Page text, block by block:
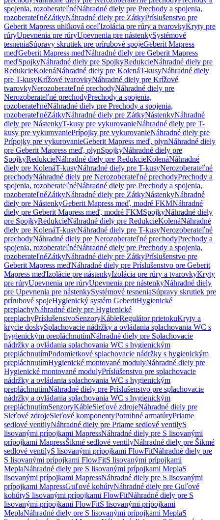
spojenia, rozoberateľnéNáhradné diely pre Prechody a spojenia,
rozoberateľnéZátkyNáhradné diely pre ZátkyPríslušenstvo pre
Geberit Mapress uhlíková oceľIzolácia pre rúry a tvarovkyKryty pre
rúryUpevnenia pre rúryUpevnenia pre nástenkySystémové
tesneniaSúpravy skrutiek pre prírubové spojeGeberit Mapress
meďGeberit Mapress meďNáhradné diely pre Geberit Mapress
meďSpojkyNáhradné diely pre SpojkyRedukcieNáhradné diely pre
RedukcieKolenáNáhradné diely pre KolenáT-kusyNáhradné diely
pre T-kusyKrížové tvarovkyNáhradné diely pre Krížové
tvarovkyNerozoberateľné prechodyNáhradné diely pre
Nerozoberateľné prechodyPrechody a spojenia,
rozoberateľnéNáhradné diely pre Prechody a spojenia,
rozoberateľnéZátkyNáhradné diely pre ZátkyNástenkyNáhradné
diely pre NástenkyT-kusy pre vykurovanieNáhradné diely pre T-
kusy pre vykurovaniePrípojky pre vykurovanieNáhradné diely pre
Prípojky pre vykurovanieGeberit Mapress meď, plynNáhradné diely
pre Geberit Mapress meď, plynSpojkyNáhradné diely pre
SpojkyRedukcieNáhradné diely pre RedukcieKolenáNáhradné
diely pre KolenáT-kusyNáhradné diely pre T-kusyNerozoberateľné
prechodyNáhradné diely pre Nerozoberateľné prechodyPrechody a
spojenia, rozoberateľnéNáhradné diely pre Prechody a spojenia,
rozoberateľnéZátkyNáhradné diely pre ZátkyNástenkyNáhradné
diely pre NástenkyGeberit Mapress meď, modré FKMNáhradné
diely pre Geberit Mapress meď, modré FKMSpojkyNáhradné diely
pre SpojkyRedukcieNáhradné diely pre RedukcieKolenáNáhradné
diely pre KolenáT-kusyNáhradné diely pre T-kusyNerozoberateľné
prechodyNáhradné diely pre Nerozoberateľné prechodyPrechody a
spojenia, rozoberateľnéNáhradné diely pre Prechody a spojenia,
rozoberateľnéZátkyNáhradné diely pre ZátkyPríslušenstvo pre
Geberit Mapress meďNáhradné diely pre Príslušenstvo pre Geberit
Mapress meďIzolácie pre nástenkyIzolácia pre rúry a tvarovkyKryty
pre rúryUpevnenia pre rúryUpevnenia pre nástenkyNáhradné diely
pre Upevnenia pre nástenkySystémové tesneniaSúpravy skrutiek pre
prírubové spojeHygienický systém GeberitHygienické
preplachyNáhradné diely pre Hygienické
preplachyPríslušenstvoSenzoryKábleRegulátor prietokuKryty a
krycie doskySplachovacie nádržky a ovládania splachovania WC s
hygienickým prepláchnutímNáhradné diely pre Splachovacie
nádržky a ovládania splachovania WC s hygienickým
prepláchnutímPodomietkové splachovacie nádržky s hygienickým
prepláchnutímHygienické montované modulyNáhradné diely pre
Hygienické montované modulyPríslušenstvo pre splachovacie
nádržky a ovládania splachovania WC s hygienickým
prepláchnutímNáhradné diely pre Príslušenstvo pre splachovacie
nádržky a ovládania splachovania WC s hygienickým
prepláchnutímSenzoryKábleSieťové zdrojeNáhradné diely pre
Sieťové zdrojeSieťové komponentyPotrubné armatúryPriame
sedlové ventilyNáhradné diely pre Priame sedlové ventilyS
lisovanými prípojkami MapressNáhradné diely pre S lisovanými
prípojkami MapressŠikmé sedlové ventilyNáhradné diely pre Šikmé
sedlové ventilyS lisovanými prípojkami FlowFitNáhradné diely pre
S lisovanými prípojkami FlowFitS lisovanými prípojkami
MeplaNáhradné diely pre S lisovanými prípojkami MeplaS
lisovanými prípojkami MapressNáhradné diely pre S lisovanými
prípojkami MapressGuľové kohútyNáhradné diely pre Guľové
kohútyS lisovanými prípojkami FlowFitNáhradné diely pre S
lisovanými prípojkami FlowFitS lisovanými prípojkami
MeplaNáhradné diely pre S lisovanými prípojkami MeplaS